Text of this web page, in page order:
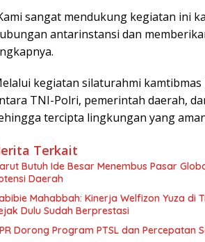
sangat mendukung kegiatan ini
antarinstansi dan
kegiatan silaturahmi
TNI-Polri, pemerintah daerah,
tercipta lingkungan yang
Terkait
Butuh Ide Besar Menembus Pasar
Daerah
Mahabbah: Kinerja Welfizon Yuza di
Dulu Sudah Berprestasi
Dorong Program PTSL dan Percepatan